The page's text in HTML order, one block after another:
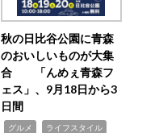
秋の日比谷公園に青森
のおいしいものが大集
合 「んめぇ青森フ
ェス」、9月18日から3
日間
グルメ ライフスタイル